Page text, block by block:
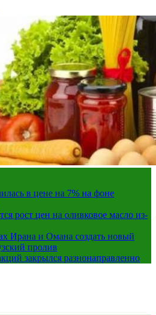
в цене на 7% на фоне
рост цен на оливковое масло из-
Ирана и Омана создать новый
пролив
закрылся разнонаправленно